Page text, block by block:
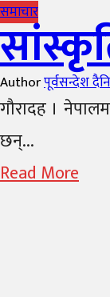
समाचार
Authorपूर्वसन्देश
गौरादह ।
छन्...
Read More